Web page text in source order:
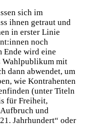
sich im
ihnen getraut und
in erster Linie
noch
Ende wird eine
Wahlpublikum mit
dann abwendet, um
wie Kontrahenten
(unter Titeln
für Freiheit,
und
Jahrhundert“ oder